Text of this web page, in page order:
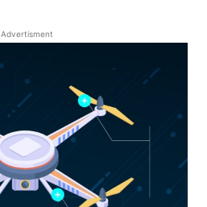
Advertisment